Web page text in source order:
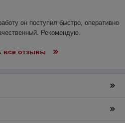
он поступил быстро, оперативно
Рекомендую.
все отзывы